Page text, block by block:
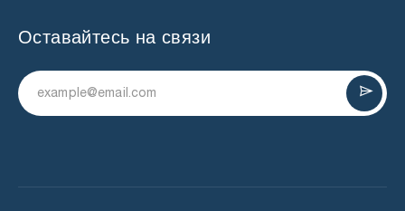
Оставайтесь на связи